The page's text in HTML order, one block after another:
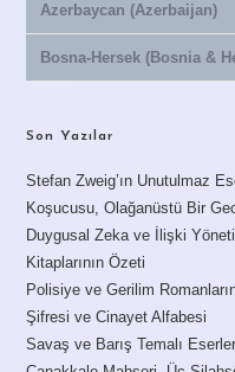
Azerbaycan (Azerbaijan)
Bosna-Hersek (Bosnia &
Son Yazılar
Stefan Zweig’ın Unutulmaz
Koşucusu, Olağanüstü Bir
Duygusal Zeka ve İlişki
Kitaplarının Özeti
Polisiye ve Gerilim
Şifresi ve Cinayet Alfabesi
Savaş ve Barış Temalı